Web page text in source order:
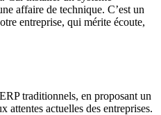
affaire de technique. C’est un
entreprise, qui mérite écoute,
traditionnels, en proposant un
attentes actuelles des entreprises.